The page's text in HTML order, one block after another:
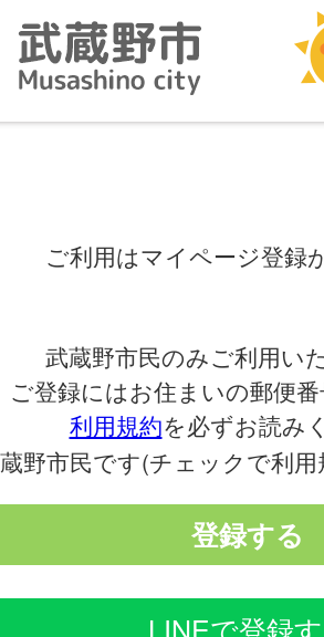
ご利用はマイページ登録
武蔵野市民のみご利用い
ご登録にはお住まいの郵便番
利用規約を必ずお読み
野市民です(チェックで利